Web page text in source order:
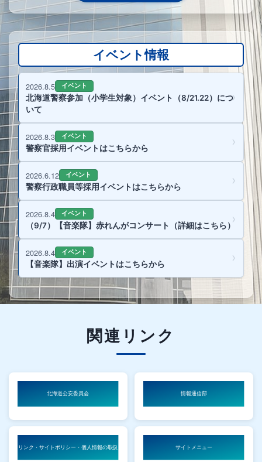
イベント情報
2026.8.5 イベント
北海道警察参加（小学生対象）イベント（8/21.22）につ
いて
2026.8.3 イベント
警察官採用イベントはこちらから
2026.6.12 イベント
警察行政職員等採用イベントはこちらから
2026.8.4 イベント
（9/7）【音楽隊】赤れんがコンサート（詳細はこちら）
2026.8.4 イベント
【音楽隊】出演イベントはこちらから
関連リンク